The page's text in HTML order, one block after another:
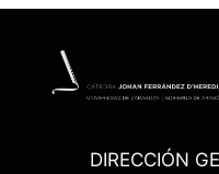
DIRECCIÓN